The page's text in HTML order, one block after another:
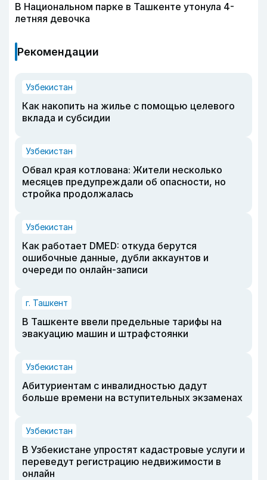
В Национальном парке в Ташкенте утонула 4-
летняя девочка
Рекомендации
Узбекистан
Как накопить на жилье с помощью целевого
вклада и субсидии
Узбекистан
Обвал края котлована: Жители несколько
месяцев предупреждали об опасности, но
стройка продолжалась
Узбекистан
Как работает DMED: откуда берутся
ошибочные данные, дубли аккаунтов и
очереди по онлайн-записи
г. Ташкент
В Ташкенте ввели предельные тарифы на
эвакуацию машин и штрафстоянки
Узбекистан
Абитуриентам с инвалидностью дадут
больше времени на вступительных экзаменах
Узбекистан
В Узбекистане упростят кадастровые услуги и
переведут регистрацию недвижимости в
онлайн